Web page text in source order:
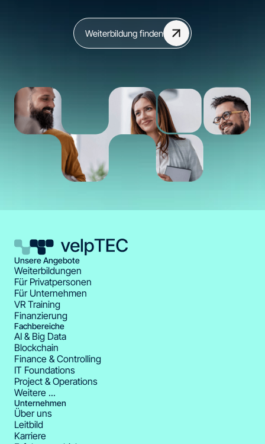
Weiterbildung finden
Unsere Angebote
Weiterbildungen
Für Privatpersonen
Für Unternehmen
VR Training
Finanzierung
Fachbereiche
AI & Big Data
Blockchain
Finance & Controlling
IT Foundations
Project & Operations
Weitere ...
Unternehmen
Über uns
Leitbild
Karriere